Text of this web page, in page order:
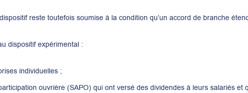
reste toutefois soumise à la condition qu’un accord de branche
dispositif expérimental :
individuelles ;
ouvrière (SAPO) qui ont versé des dividendes à leurs salariés et